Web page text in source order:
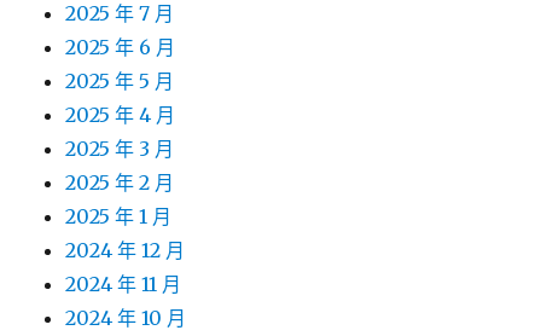
2025 年 7 月
2025 年 6 月
2025 年 5 月
2025 年 4 月
2025 年 3 月
2025 年 2 月
2025 年 1 月
2024 年 12 月
2024 年 11 月
2024 年 10 月